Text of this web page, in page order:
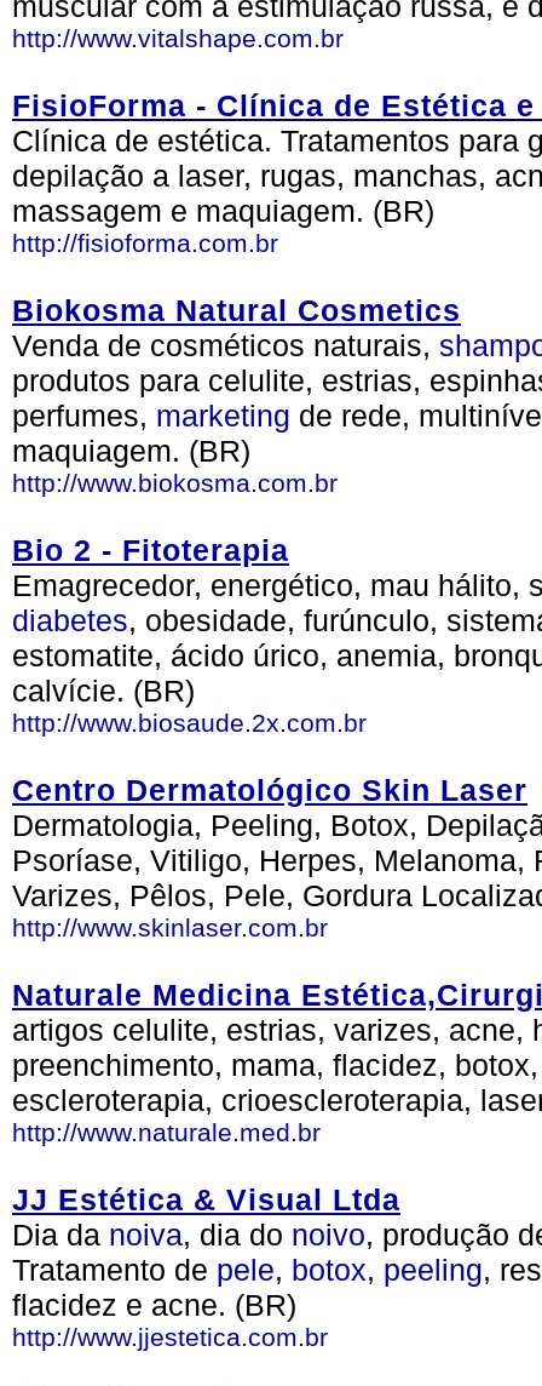
http://www.vitalshape.com.br
FisioForma - Clínica de Estética e
Clínica de estética. Tratamentos para
depilação a laser, rugas, manchas,
massagem e maquiagem. (BR)
http://fisioforma.com.br
Biokosma Natural Cosmetics
Venda de cosméticos naturais,
produtos para celulite, estrias,
perfumes, marketing de rede,
maquiagem. (BR)
http://www.biokosma.com.br
Bio 2 - Fitoterapia
Emagrecedor, energético, mau hálito,
diabetes, obesidade, furúnculo,
estomatite, ácido úrico, anemia,
calvície. (BR)
http://www.biosaude.2x.com.br
Centro Dermatológico Skin Laser
Dermatologia, Peeling, Botox,
Psoríase, Vitiligo, Herpes, Melanoma,
Varizes, Pêlos, Pele, Gordura
http://www.skinlaser.com.br
Naturale Medicina
artigos celulite, estrias, varizes, acne,
preenchimento, mama, flacidez,
escleroterapia, crioescleroterapia,
http://www.naturale.med.br
JJ Estética & Visual Ltda
Dia da noiva, dia do noivo, produção
Tratamento de pele, botox, peeling,
flacidez e acne. (BR)
http://www.jjestetica.com.br